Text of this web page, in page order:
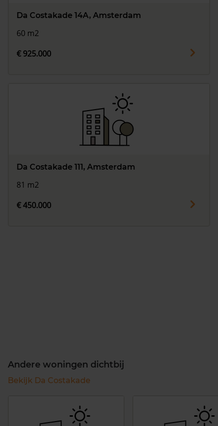
Da Costakade 14A, Amsterdam
60 m2
€ 925.000
Da Costakade 111, Amsterdam
81 m2
€ 450.000
Andere woningen dichtbij
Bekijk Da Costakade